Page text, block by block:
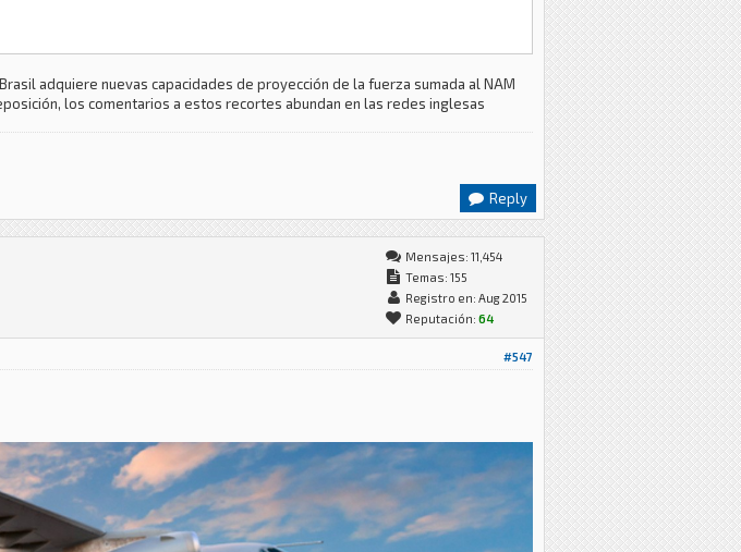
adquiere nuevas capacidades de proyección de la fuerza sumada al NAM
los comentarios a estos recortes abundan en las redes inglesas
Reply
Mensajes: 11,454
Temas: 155
Registro en: Aug 2015
Reputación: 64
#547